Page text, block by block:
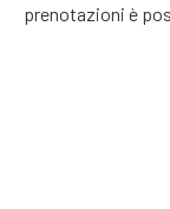
prenotazioni è